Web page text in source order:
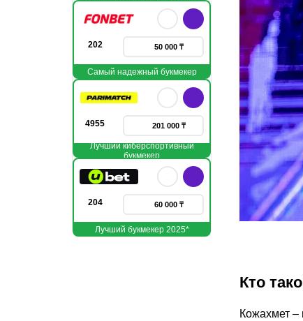
Кто
Кожахмет –
202 50 000 ₸
Самый надежный букмекер
4955 201 000 ₸
Лучший киберспортивный
букмекер
204 60 000 ₸
Лучший букмекер 2025*